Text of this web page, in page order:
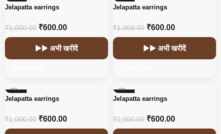
-40%
Jelapatta earrings
₹1,000.00 ₹600.00
▶▶ अभी खरीदें
-40%
Jelapatta earrings
₹1,000.00 ₹600.00
▶▶ अभी खरीदें
-40%
Jelapatta earrings
₹1,000.00 ₹600.00
-40%
Jelapatta earrings
₹1,000.00 ₹600.00